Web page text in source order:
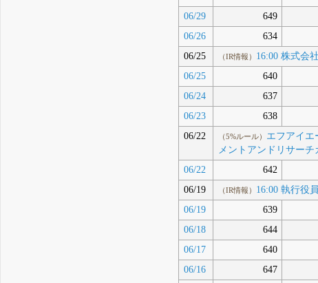
06/29
649
06/26
634
06/25
（IR情報） 16:00 株式会
06/25
640
06/24
637
06/23
638
06/22
（5%ルール） エフアイエ
メントアンドリサー
06/22
642
06/19
（IR情報） 16:00 執行役
06/19
639
06/18
644
06/17
640
06/16
647